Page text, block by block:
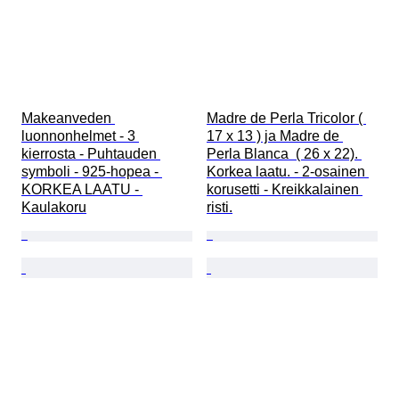
Makeanveden
luonnonhelmet - 3
kierrosta - Puhtauden
symboli - 925-hopea -
KORKEA LAATU -
Kaulakoru
Madre de Perla Tricolor (
17 x 13 ) ja Madre de
Perla Blanca  ( 26 x 22).
Korkea laatu. - 2-osainen
korusetti - Kreikkalainen
risti.